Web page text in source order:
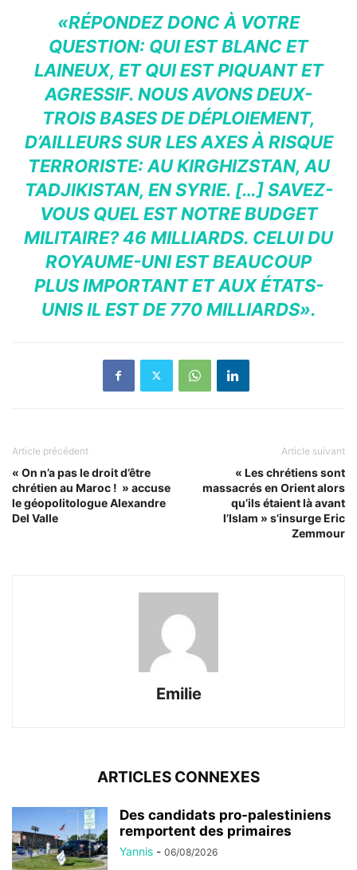
«RÉPONDEZ DONC À VOTRE
QUESTION: QUI EST BLANC ET
LAINEUX, ET QUI EST PIQUANT ET
AGRESSIF. NOUS AVONS DEUX-
TROIS BASES DE DÉPLOIEMENT,
D’AILLEURS SUR LES AXES À RISQUE
TERRORISTE: AU KIRGHIZSTAN, AU
TADJIKISTAN, EN SYRIE. […] SAVEZ-
VOUS QUEL EST NOTRE BUDGET
MILITAIRE? 46 MILLIARDS. CELUI DU
ROYAUME-UNI EST BEAUCOUP
PLUS IMPORTANT ET AUX ÉTATS-
UNIS IL EST DE 770 MILLIARDS».
Article précédent
« On n’a pas le droit d’être
chrétien au Maroc ! » accuse
le géopolitologue Alexandre
Del Valle
Article suivant
« Les chrétiens sont
massacrés en Orient alors
qu’ils étaient là avant
l’Islam » s’insurge Eric
Zemmour
Emilie
ARTICLES CONNEXES
Des candidats pro-palestiniens
remportent des primaires
Yannis - 06/08/2026